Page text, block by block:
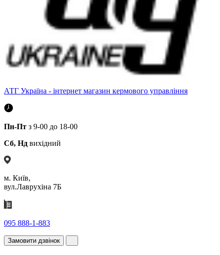
АТГ Україна - інтернет магазин кермового управління
Пн-Пт з 9-00 до 18-00
Сб, Нд вихідний
м. Київ,
вул.Лаврухіна 7Б
095 888-1-883
Замовити дзвінок